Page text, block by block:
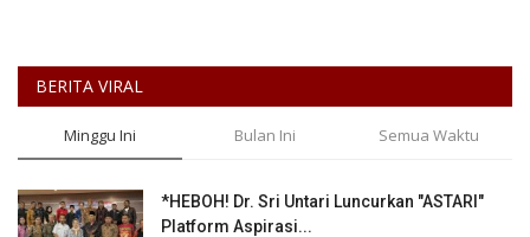
UMKM & Ekonomi Kreatif
Pekerja Migran Indonesia
Ekonomi
BERITA VIRAL
Minggu Ini Bulan Ini Semua Waktu
*HEBOH! Dr. Sri Untari Luncurkan "ASTARI"
Platform Aspirasi...